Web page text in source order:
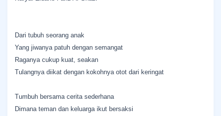
Dari tubuh seorang anak
Yang jiwanya patuh dengan semangat
Raganya cukup kuat, seakan
Tulangnya diikat dengan kokohnya otot dari keringat
Tumbuh bersama cerita sederhana
Dimana teman dan keluarga ikut bersaksi